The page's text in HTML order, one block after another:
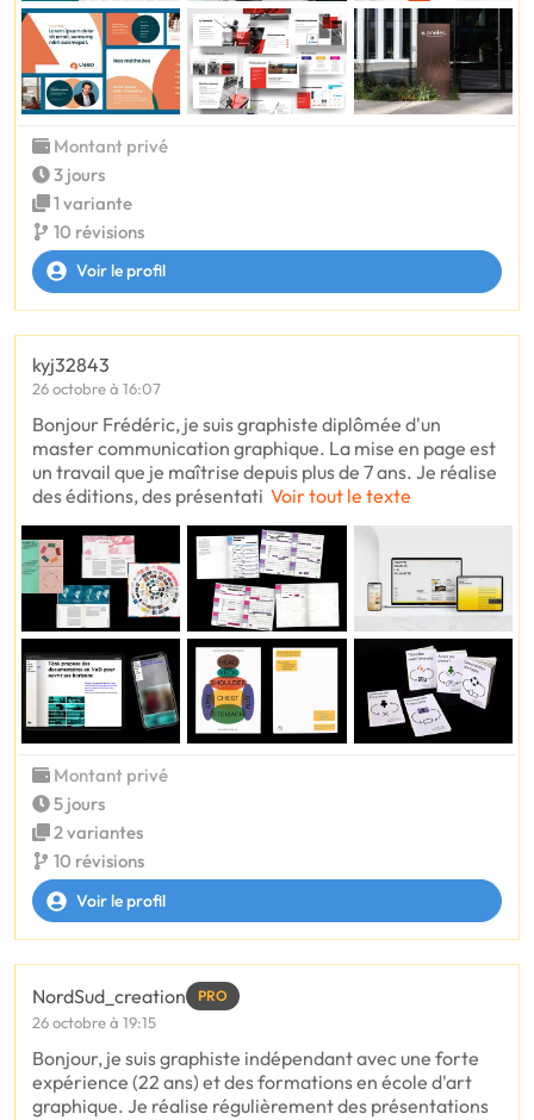
Montant privé
3 jours
1 variante
10 révisions
Voir le profil
kyj32843
26 octobre à 16:07
Bonjour Frédéric, je suis graphiste diplômée d'un
master communication graphique. La mise en page est
un travail que je maîtrise depuis plus de 7 ans. Je réalise
des éditions, des présentati Voir tout le texte
Montant privé
5 jours
2 variantes
10 révisions
Voir le profil
NordSud_creation PRO
26 octobre à 19:15
Bonjour, je suis graphiste indépendant avec une forte
expérience (22 ans) et des formations en école d'art
graphique. Je réalise régulièrement des présentations